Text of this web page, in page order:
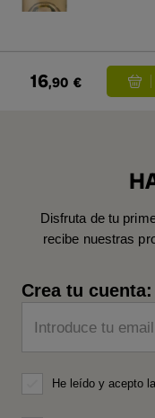
16,90 €
Disfruta de tu
recibe nuestras
Crea tu cuenta:
Introduce tu
He leído y acepto